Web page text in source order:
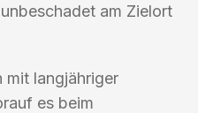
am Zielort
mit langjähriger
es beim